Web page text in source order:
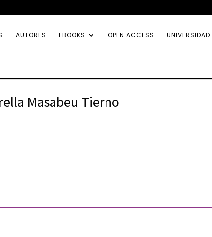
AUTORES EBOOKS OPEN ACCESS UNIVERSIDAD
Masabeu Tierno